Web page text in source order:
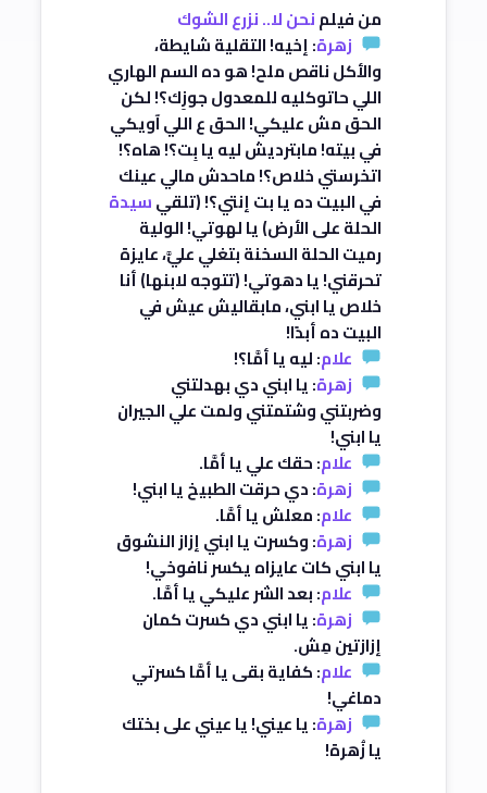
من فيلمنحن لا.. نزرع الشوك
زهرة: إخيه! التقلية شايطة،
والأكل ناقص ملح! هو ده السم الهاري
اللي حاتوكليه للمعدول جوزِك؟! لكن
الحق مش عليكي! الحق ع اللي آويكي
في بيته! مابترديش ليه يا بِت؟! هاه؟!
اتخرستي خلاص؟! ماحدش مالي عينك
في البيت ده يا بت إنتي؟! (تلقيسيدة
الحلة على الأرض) يا لهوتي! الولية
رميت الحلة السخنة بتغلي عليَّ، عايزة
تحرقني! يا دهوتي! (تتوجه لابنها) أنا
خلاص يا ابني، مابقاليش عيش في
البيت ده أبدًا!
علام: ليه يا أمَّا؟!
زهرة: يا ابني دي بهدلتني
وضربتني وشتمتني ولمت علي الجيران
يا ابني!
علام: حقك علي يا أمَّا.
زهرة: دي حرقت الطبيخ يا ابني!
علام: معلش يا أمَّا.
زهرة: وكسرت يا ابني إزاز النشوق
يا ابني كات عايزاه يكسر نافوخي!
علام: بعد الشر عليكي يا أمَّا.
زهرة: يا ابني دي كسرت كمان
إزازتين مِش.
علام: كفاية بقى يا أمَّا كسرتي
دماغي!
زهرة: يا عيني! يا عيني على بختك
يا زُهرة!